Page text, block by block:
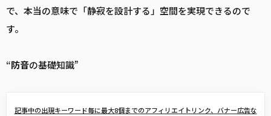
で、本当の意味で「静寂を設計する」空間を実現できるので
す。
“防音の基礎知識”
記事中の出現キーワード毎に最大8個までのアフィリエイトリンク、バナー広告な